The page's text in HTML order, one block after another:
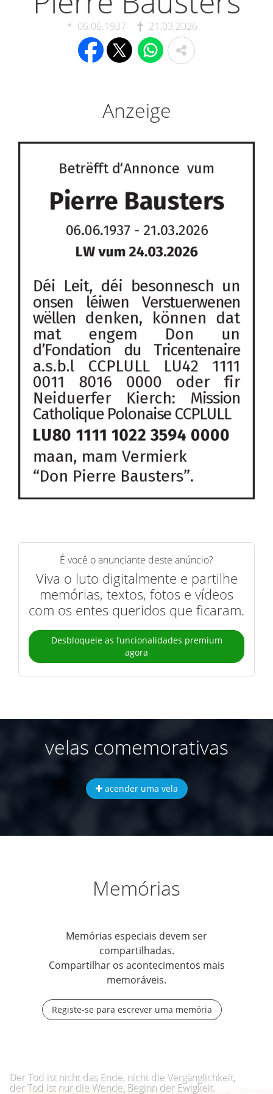
06.06.1937 21.03.2026
Anzeige
É você o anunciante deste anúncio?
Viva o luto digitalmente e partilhe
memórias, textos, fotos e vídeos
com os entes queridos que ficaram.
Desbloqueie as funcionalidades premium
agora
velas comemorativas
acender uma vela
Memórias
Memórias especiais devem ser
compartilhadas.
Compartilhar os acontecimentos mais
memoráveis.
Registe-se para escrever uma memória
Der Tod ist nicht das Ende, nicht die Vergänglichkeit,
der Tod ist nur die Wende, Beginn der Ewigkeit.